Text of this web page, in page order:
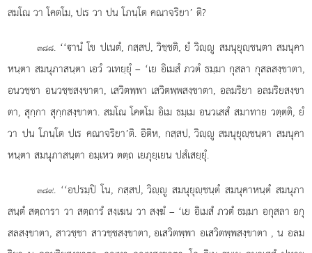
สมโณ วา โคตโม, ปเร วา ปน โภนฺโต คณาจริยา’ ติ?
๓๘๘. ‘‘านํ โข ปเนตํ, กสฺสป, วิชฺชติ, ยํ วิฺู สมนุยุฺชนฺตา สมนุคา
หนฺตา สมนุภาสนฺตา เอวํ วเทยฺยุํ– ‘เย อิเมสํ ภวตํ ธมฺมา กุสลา กุสลสงฺขาตา,
อนวชฺชา อนวชฺชสงฺขาตา, เสวิตพฺพา เสวิตพฺพสงฺขาตา, อลมริยา อลมริยสงฺขา
ตา, สุกฺกา สุกฺกสงฺขาตา. สมโณ โคตโม อิเม ธมฺเม อนวเสสํ สมาทาย วตฺตติ, ยํ
วา ปน โภนฺโต ปเร คณาจริยา’ติ. อิติห, กสฺสป, วิฺู สมนุยุฺชนฺตา สมนุคา
หนฺตา สมนุภาสนฺตา อมฺเหว ตตฺถ เยภุยฺเยน ปสํเสยฺยุํ.
๓๘๙. ‘‘อปรมฺปิ โน, กสฺสป, วิฺู สมนุยุฺชนฺตํ สมนุคาหนฺตํ สมนุภา
สนฺตํ สตฺถารา วา สตฺถารํ สงฺเฆน วา สงฺฆํ – ‘เย อิเมสํ ภวตํ ธมฺมา อกุสลา อกุ
สลสงฺขาตา, สาวชฺชา สาวชฺชสงฺขาตา, อเสวิตพฺพา อเสวิตพฺพสงฺขาตา , น อลม